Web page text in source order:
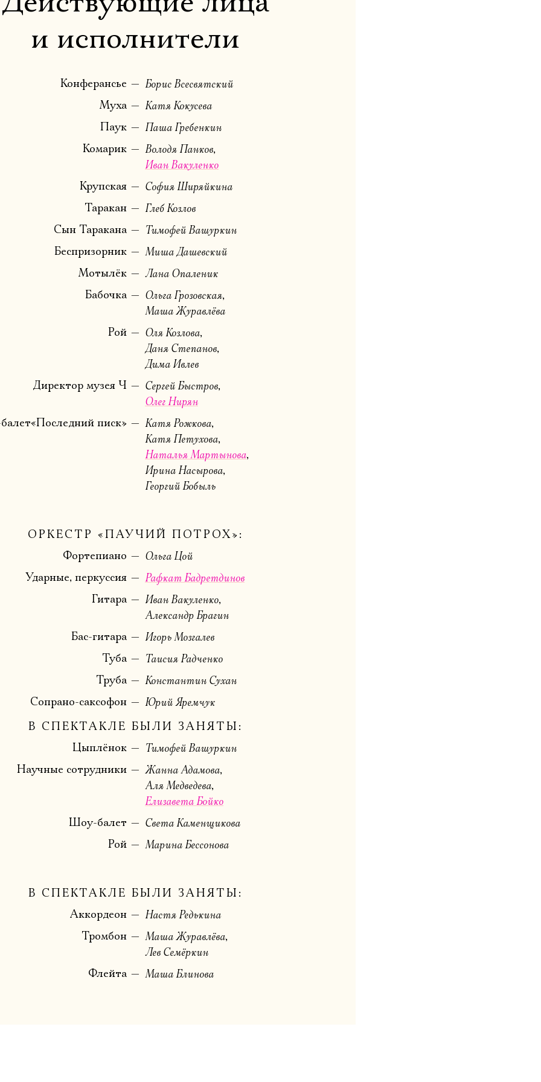
и исполнители
Конферансье Борис Всесвятский
Муха Катя Кокусева
Паук Паша Гребенкин
Комарик
Володя Панков
Иван Вакуленко
Крупская София Ширяйкина
Таракан Глеб Козлов
Сын Таракана Тимофей Вашуркин
Беспризорник Миша Дашевский
Мотылёк Лана Опаленик
Бабочка
Ольга Грозовская
Маша Журавлёва
Рой
Оля Козлова
Даня Степанов
Дима Ивлев
Директор музея Ч
Сергей Быстров
Олег Нирян
писк»
Катя Рожкова
Катя Петухова
Наталья Мартынова
Ирина Насырова
Георгий Бобыль
ОРКЕСТР «ПАУЧИЙ ПОТРОХ»:
Фортепиано
Ольга Цой
Ударные, перкуссия Рафкат Бадретдинов
Гитара
Иван Вакуленко
Александр Брагин
Бас-гитара Игорь Мозгалев
Туба Таисия Радченко
Труба Константин Сухан
Сопрано-саксофон Юрий Яремчук
В СПЕКТАКЛЕ БЫЛИ ЗАНЯТЫ:
Цыплёнок
Тимофей Вашуркин
Научные сотрудники
Жанна Адамова
Аля Медведева
Елизавета Бойко
Шоу-балет Света Каменщикова
Рой Марина Бессонова
В СПЕКТАКЛЕ БЫЛИ ЗАНЯТЫ:
Аккордеон
Настя Редькина
Тромбон
Маша Журавлёва
Лев Семёркин
Флейта Маша Блинова
Электропочта
Имя